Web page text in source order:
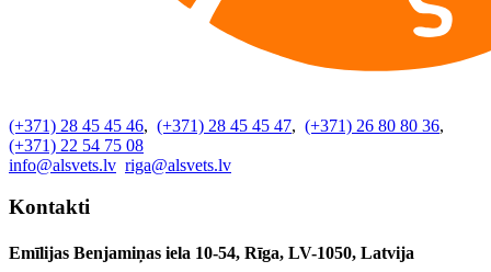
(+371) 28 45 45 46, (+371) 28 45 45 47, (+371) 26 80 80 36,
(+371) 22 54 75 08
info@alsvets.lv riga@alsvets.lv
Kontakti
Emīlijas Benjamiņas iela 10-54, Rīga, LV-1050, Latvija